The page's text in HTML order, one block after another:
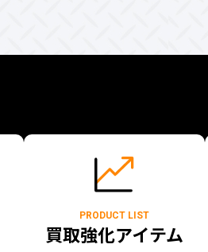
PRODUCT LIST
買取強化アイテム